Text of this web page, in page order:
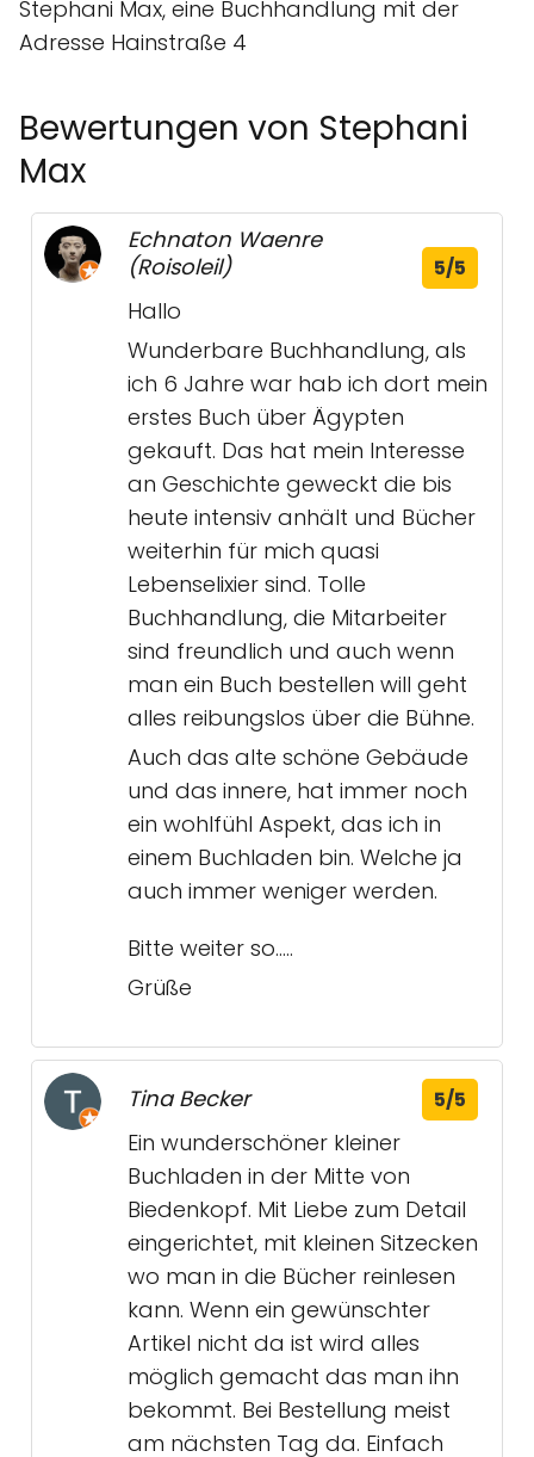
Stephani Max, eine Buchhandlung mit der
Adresse Hainstraße 4
Bewertungen von Stephani
Max
Echnaton Waenre
(Roisoleil)
5/5
Hallo
Wunderbare Buchhandlung, als
ich 6 Jahre war hab ich dort mein
erstes Buch über Ägypten
gekauft. Das hat mein Interesse
an Geschichte geweckt die bis
heute intensiv anhält und Bücher
weiterhin für mich quasi
Lebenselixier sind. Tolle
Buchhandlung, die Mitarbeiter
sind freundlich und auch wenn
man ein Buch bestellen will geht
alles reibungslos über die Bühne.
Auch das alte schöne Gebäude
und das innere, hat immer noch
ein wohlfühl Aspekt, das ich in
einem Buchladen bin. Welche ja
auch immer weniger werden.
Bitte weiter so.....
Grüße
Tina Becker 5/5
Ein wunderschöner kleiner
Buchladen in der Mitte von
Biedenkopf. Mit Liebe zum Detail
eingerichtet, mit kleinen Sitzecken
wo man in die Bücher reinlesen
kann. Wenn ein gewünschter
Artikel nicht da ist wird alles
möglich gemacht das man ihn
bekommt. Bei Bestellung meist
am nächsten Tag da. Einfach